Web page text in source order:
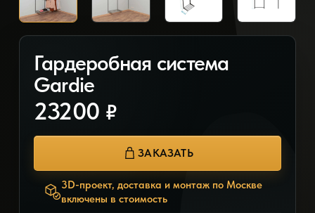
Гардеробная система
Gardie
23200 ₽
ЗАКАЗАТЬ
3D-проект, доставка и монтаж по Москве
включены в стоимость